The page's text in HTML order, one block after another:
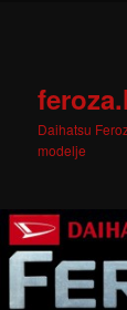
Daihatsu
modelje